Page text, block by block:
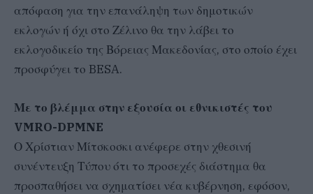
απόφαση για την επανάληψη των δημοτικών
εκλογών ή όχι στο Ζέλινο θα την λάβει το
εκλογοδικείο της Βόρειας Μακεδονίας, στο οποίο έχει
προσφύγει το BESA.
Με το βλέμμα στην εξουσία οι εθνικιστές του
VMRO-DPMNE
Ο Χρίστιαν Μίτσκοσκι ανέφερε στην χθεσινή
συνέντευξη Τύπου ότι το προσεχές διάστημα θα
προσπαθήσει να σχηματίσει νέα κυβέρνηση, εφόσον,